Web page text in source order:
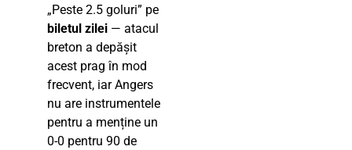
„Peste 2.5 goluri” pe
biletul zilei — atacul
breton a depășit
acest prag în mod
frecvent, iar Angers
nu are instrumentele
pentru a menține un
0-0 pentru 90 de